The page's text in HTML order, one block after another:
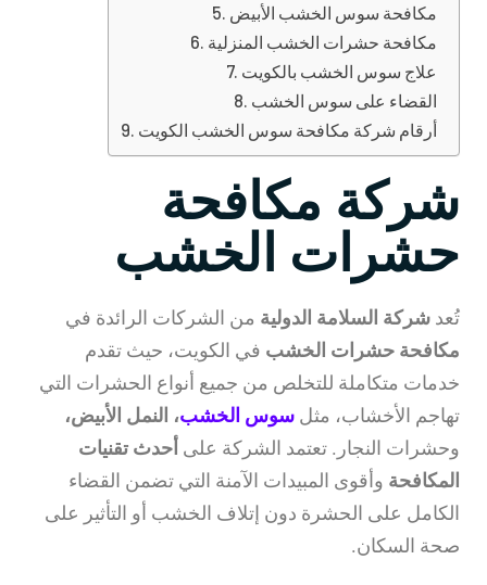
مكافحة سوس الخشب الأبيض
مكافحة حشرات الخشب المنزلية
علاج سوس الخشب بالكويت
القضاء على سوس الخشب
أرقام شركة مكافحة سوس الخشب الكويت
شركة مكافحة
حشرات الخشب
تُعد شركة السلامة الدولية من الشركات الرائدة في
مكافحة حشرات الخشب في الكويت، حيث تقدم
خدمات متكاملة للتخلص من جميع أنواع الحشرات التي
تهاجم الأخشاب، مثل سوس الخشب، النمل الأبيض،
وحشرات النجار. تعتمد الشركة على أحدث تقنيات
المكافحة وأقوى المبيدات الآمنة التي تضمن القضاء
الكامل على الحشرة دون إتلاف الخشب أو التأثير على
صحة السكان.